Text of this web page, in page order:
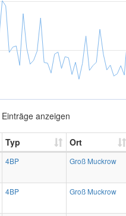
Einträge anzeigen
Typ
Ort
4BP Groß Muckrow
4BP Groß Muckrow